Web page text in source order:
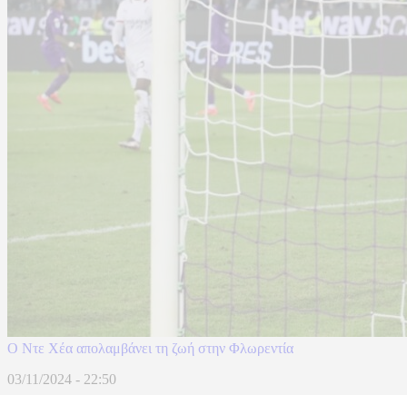
Ο Ντε Χέα απολαμβάνει τη ζωή στην Φλωρεντία
03/11/2024 - 22:50